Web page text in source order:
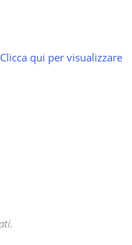
qui per visualizzare